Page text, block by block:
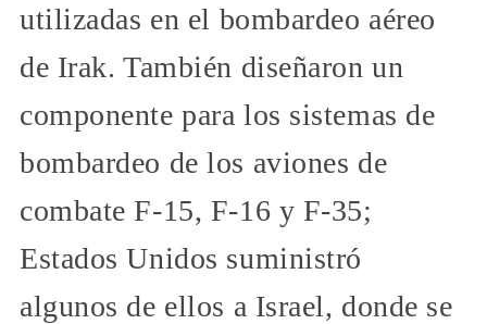
utilizadas en el bombardeo aéreo
de Irak. También diseñaron un
componente para los sistemas de
bombardeo de los aviones de
combate F-15, F-16 y F-35;
Estados Unidos suministró
algunos de ellos a Israel, donde se